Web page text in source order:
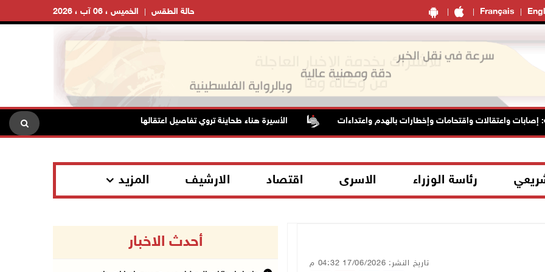
Français الخميس ، 06 آب ، 2026 حالة الطقس
واعتقالات واقتحامات وإخطارات بالهدم واعتداءات الأسيرة هناء طحاينة تروي تفاصيل اعتقالها: حُرمت من وداع أطفالها وتعرضت للإهانة
رئاسة الوزراء الاسرى اقتصاد الارشيف المزيد
تاريخ النشر: 17/06/2026 04:32 م
أحدث الاخبار